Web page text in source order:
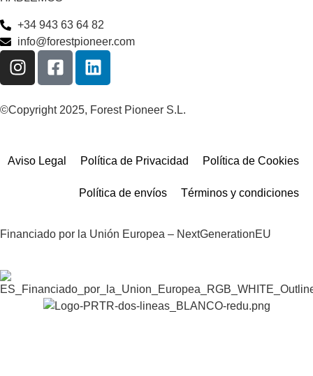
+34 943 63 64 82
info@forestpioneer.com
©Copyright 2025, Forest Pioneer S.L.
Aviso Legal Política de Privacidad Política de Cookies
Política de envíos Términos y condiciones
Financiado por la Unión Europea – NextGenerationEU